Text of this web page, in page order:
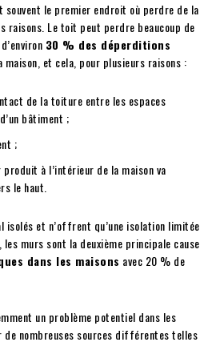
souvent le premier endroit où perdre de la
raisons. Le toit peut perdre beaucoup de
30 % des déperditions
maison, et cela, pour plusieurs raisons :
de la toiture entre les espaces
bâtiment ;
;
à l’intérieur de la maison va
le haut.
isolés et n’offrent qu’une isolation limitée
les murs sont la deuxième principale cause
dans les maisons avec 20 % de
un problème potentiel dans les
de nombreuses sources différentes telles